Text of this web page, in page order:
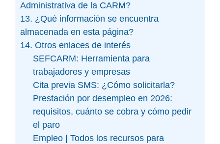
Administrativa de la CARM?
13. ¿Qué información se encuentra
almacenada en esta página?
14. Otros enlaces de interés
SEFCARM: Herramienta para
trabajadores y empresas
Cita previa SMS: ¿Cómo solicitarla?
Prestación por desempleo en 2026:
requisitos, cuánto se cobra y cómo pedir
el paro
Empleo | Todos los recursos para